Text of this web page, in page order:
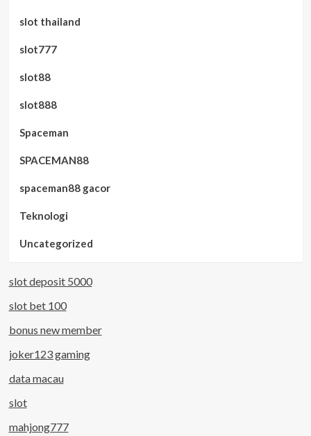
slot thailand
slot777
slot88
slot888
Spaceman
SPACEMAN88
spaceman88 gacor
Teknologi
Uncategorized
slot deposit 5000
slot bet 100
bonus new member
joker123 gaming
data macau
slot
mahjong777